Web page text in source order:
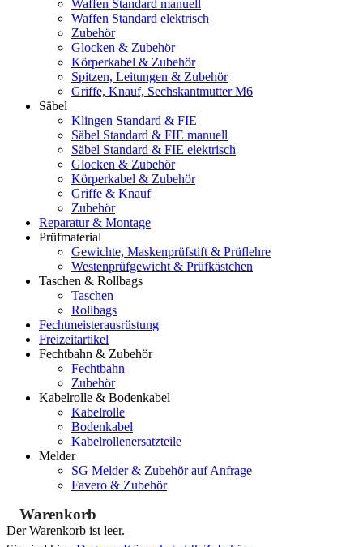
Waffen Standard manuell
Waffen Standard elektrisch
Zubehör
Glocken & Zubehör
Körperkabel & Zubehör
Spitzen, Leitungen & Zubehör
Griffe, Knauf, Sechskantmutter M6
Säbel
Klingen Standard & FIE
Säbel Standard & FIE manuell
Säbel Standard & FIE elektrisch
Glocken & Zubehör
Körperkabel & Zubehör
Griffe & Knauf
Zubehör
Reparatur & Montage
Prüfmaterial
Gewichte, Maskenprüfstift & Prüflehre
Westenprüfgewicht & Prüfkästchen
Taschen & Rollbags
Taschen
Rollbags
Fechtmeisterausrüstung
Freizeitartikel
Fechtbahn & Zubehör
Fechtbahn
Zubehör
Kabelrolle & Bodenkabel
Kabelrolle
Bodenkabel
Kabelrollenersatzteile
Melder
SG Melder & Zubehör auf Anfrage
Favero & Zubehör
Warenkorb
Der Warenkorb ist leer.